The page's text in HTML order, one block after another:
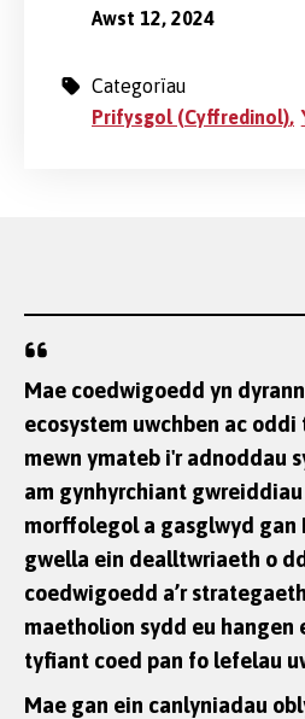
Awst 12, 2024
Categorïau
Prifysgol (Cyffredinol)
Mae coedwigoedd yn
ecosystem uwchben ac
mewn ymateb i'r adnoddau
am gynhyrchiant
morffolegol a gasglwyd gan
gwella ein dealltwriaeth o
coedwigoedd a’r
maetholion sydd eu hangen
tyfiant coed pan fo lefelau
Mae gan ein canlyniadau